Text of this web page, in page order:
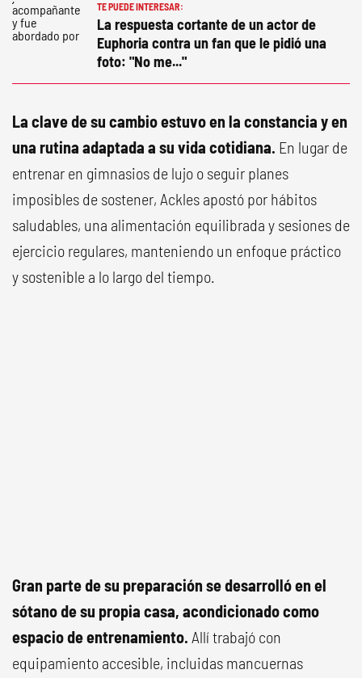
TE PUEDE INTERESAR:
La respuesta cortante de un actor de
Euphoria contra un fan que le pidió una
foto: "No me..."
La clave de su cambio estuvo en la constancia y en
una rutina adaptada a su vida cotidiana. En lugar de
entrenar en gimnasios de lujo o seguir planes
imposibles de sostener, Ackles apostó por hábitos
saludables, una alimentación equilibrada y sesiones de
ejercicio regulares, manteniendo un enfoque práctico
y sostenible a lo largo del tiempo.
Gran parte de su preparación se desarrolló en el
sótano de su propia casa, acondicionado como
espacio de entrenamiento. Allí trabajó con
equipamiento accesible, incluidas mancuernas